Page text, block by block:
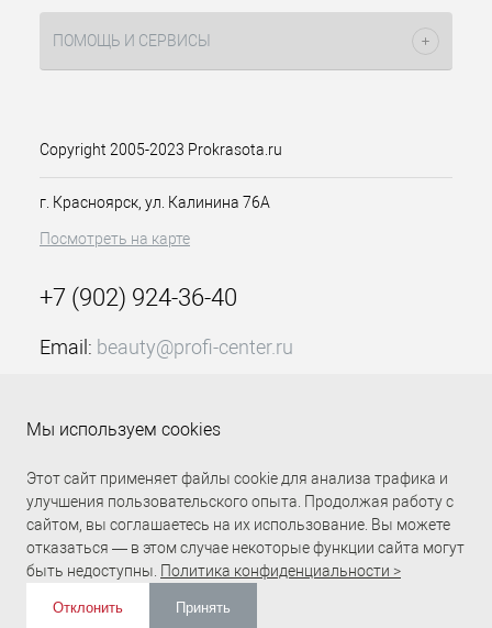
совершенно безвредной. В состав
входит в два раза больше
структура волос обеспечивает
пигмента в структуру и более
краска без аммиака КС т.10М 90 мл
кремом активатором и
выдерживается на волосах без
кондиционирующих
компонентов
Смешивается с активатором
Color Sync
Применяется для поддержания
ПОМОЩЬ И СЕРВИСЫ
Copyright 2005-2023 Prokrasota.ru
г. Красноярск, ул. Калинина 76А
Посмотреть на карте
+7 (902) 924-36-40
Email: beauty@profi-center.ru
Прямая связь Profi Center
Мы используем cookies
Этот сайт применяет файлы cookie для анализа трафика и
улучшения пользовательского опыта. Продолжая работу с
сайтом, вы соглашаетесь на их использование. Вы можете
отказаться — в этом случае некоторые функции сайта могут
быть недоступны. Политика конфиденциальности >
Отклонить Принять